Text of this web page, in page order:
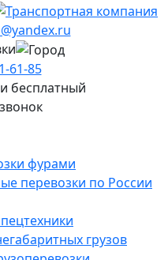
61-85
бесплатный
фурами
перевозки по России
грузов